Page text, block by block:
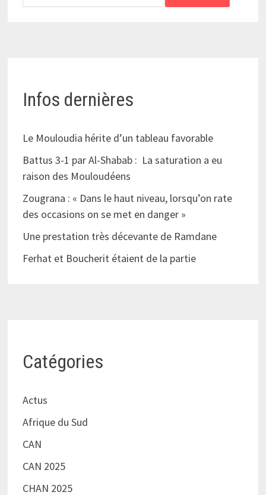
Infos dernières
Le Mouloudia hérite d’un tableau favorable
Battus 3-1 par Al-Shabab : La saturation a eu
raison des Mouloudéens
Zougrana : « Dans le haut niveau, lorsqu’on rate
des occasions on se met en danger »
Une prestation très décevante de Ramdane
Ferhat et Boucherit étaient de la partie
Catégories
Actus
Afrique du Sud
CAN
CAN 2025
CHAN 2025